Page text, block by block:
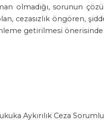
olmadığı, sorunun
cezasızlık öngören,
getirilmesi
Aykırılık Ceza